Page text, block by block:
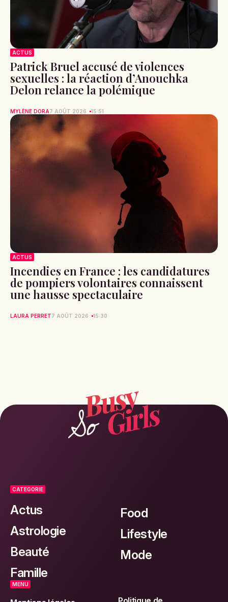
ACTUS
Patrick Bruel accusé de violences
sexuelles : la réaction d’Anouchka
Delon relance la polémique
MYLÈNE DORA7 AOÛT 2026 15:51
ACTUS
Incendies en France : les candidatures
de pompiers volontaires connaissent
une hausse spectaculaire
LAURA PERRET7 AOÛT 2026 15:30
CATEGORIE
Actus
Astrologie
Beauté
Famille
Food
Lifestyle
Mode
MENU